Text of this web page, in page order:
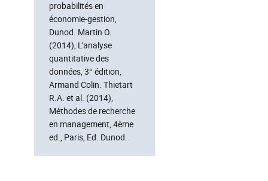
probabilités en
économie-gestion,
Dunod. Martin O.
(2014), L’analyse
quantitative des
données, 3° édition,
Armand Colin. Thietart
R.A. et al. (2014),
Méthodes de recherche
en management, 4ème
ed., Paris, Ed. Dunod.